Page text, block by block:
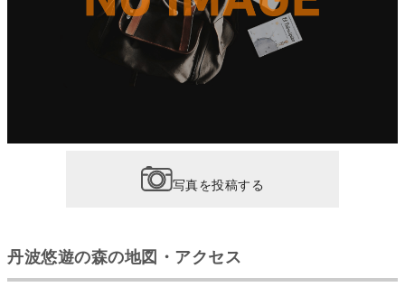
写真を投稿する
丹波悠遊の森の地図・アクセス